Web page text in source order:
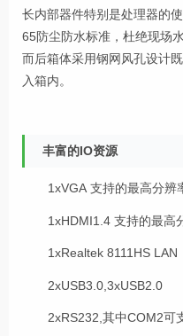
长内部器件特别是处理器的
65防尘防水标准，杜绝现场
而后箱体采用钢网风孔设计
入箱内。
丰富的IO资源
1xVGA 支持的最高分
1xHDMI1.4 支持的最高
1xRealtek 8111HS LAN
2xUSB3.0,3xUSB2.0
2xRS232,其中COM2可